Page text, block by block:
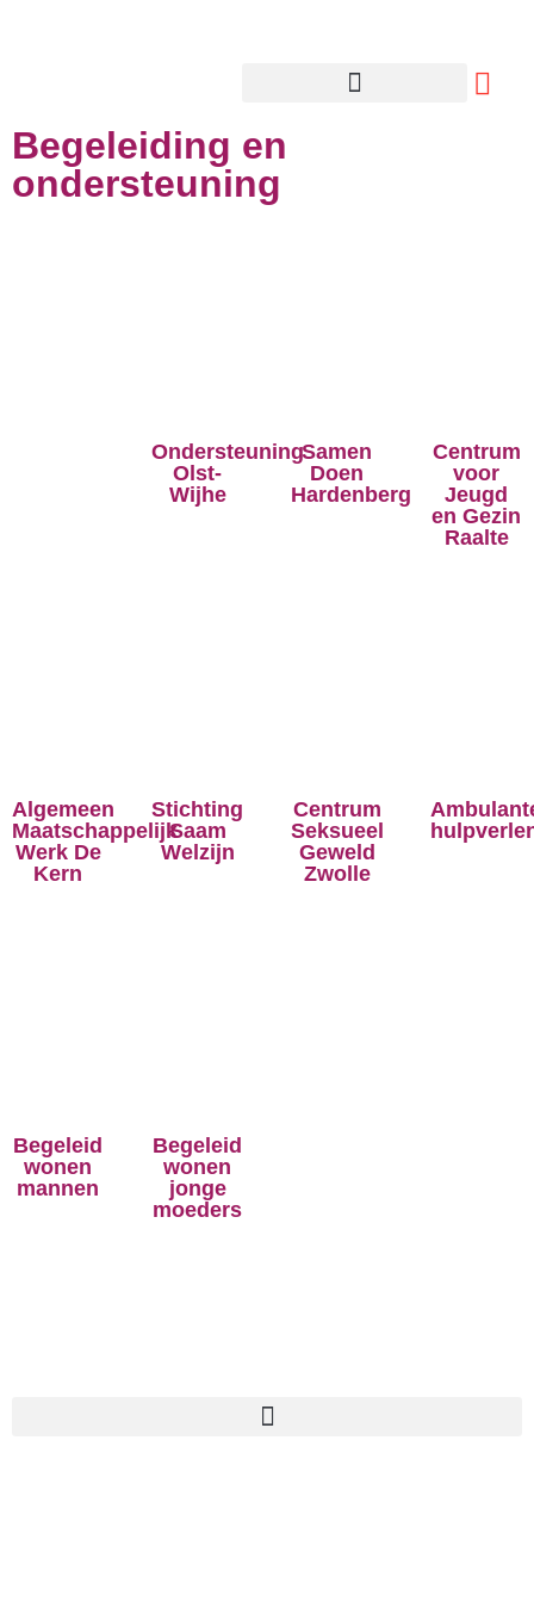
Begeleiding en
ondersteuning
Ondersteuning
Olst-
Wijhe
Samen
Doen
Hardenberg
Centrum
voor
Jeugd
en Gezin
Raalte
Algemeen
Maatschappelijk
Werk De
Kern
Stichting
Saam
Welzijn
Centrum
Seksueel
Geweld
Zwolle
Begeleid
wonen
mannen
Begeleid
wonen
jonge
moeders